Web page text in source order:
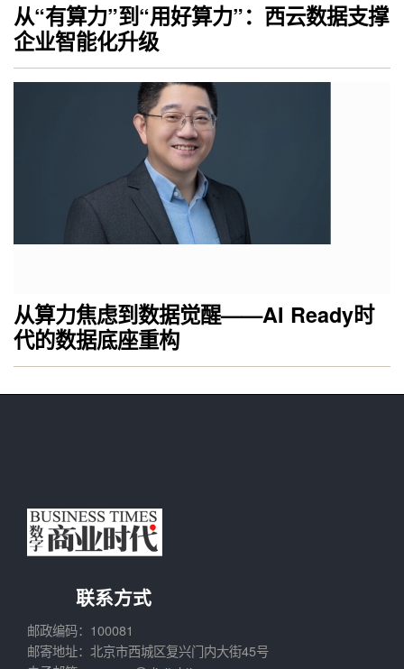
从“有算力”到“用好算力”：西云数据支撑
企业智能化升级
从算力焦虑到数据觉醒——AI Ready时
代的数据底座重构
联系方式
邮政编码：100081
邮寄地址：北京市西城区复兴门内大街45号